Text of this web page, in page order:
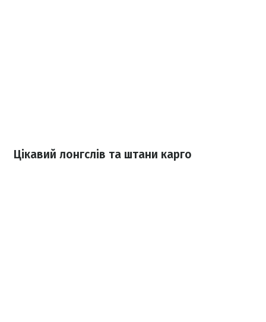
Цікавий лонгслів та штани карго